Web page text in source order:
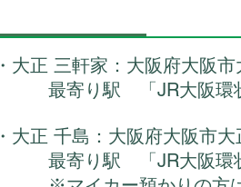
・大正 三軒家：大阪府大阪
最寄り駅 「JR大阪環状
・大正 千島：大阪府大阪
最寄り駅 「JR大阪環状